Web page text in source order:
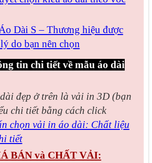
Dài S – Thương hiệu được
do bạn nên chọn
tin chi tiết về mẫu áo dài
đẹp ở trên là vải in 3D (bạn
chi tiết bằng cách click
chọn vải in áo dài: Chất liệu
tiết
BÁN và CHẤT VẢI: